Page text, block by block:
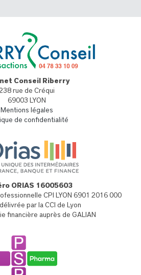
Conseil Riberry
rue de Créqui
69003 LYON
Mentions légales
de confidentialité
ORIAS 16005603
CPI LYON 6901 2016 000
par la CCI de Lyon
financière auprès de GALIAN